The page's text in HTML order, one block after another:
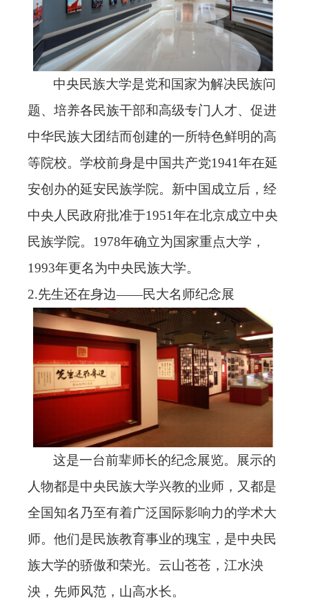
中央民族大学是党和国家为解决民族问
题、培养各民族干部和高级专门人才、促进
中华民族大团结而创建的一所特色鲜明的高
等院校。学校前身是中国共产党1941年在延
安创办的延安民族学院。新中国成立后，经
中央人民政府批准于1951年在北京成立中央
民族学院。1978年确立为国家重点大学，
1993年更名为中央民族大学。
2.先生还在身边——民大名师纪念展
这是一台前辈师长的纪念展览。展示的
人物都是中央民族大学兴教的业师，又都是
全国知名乃至有着广泛国际影响力的学术大
师。他们是民族教育事业的瑰宝，是中央民
族大学的骄傲和荣光。云山苍苍，江水泱
泱，先师风范，山高水长。